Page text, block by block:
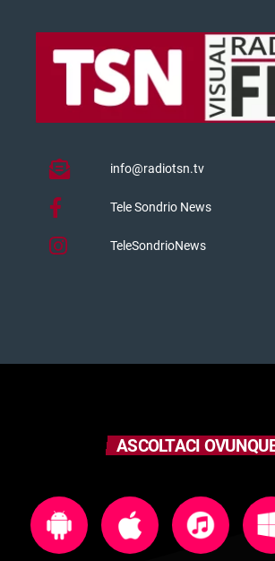
info@radiotsn.tv
Tele Sondrio News
TeleSondrioNews
ASCOLTACI